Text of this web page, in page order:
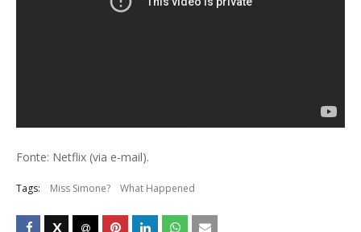
Fonte: Netflix (via e-mail).
Tags: Miss Simone? What Happened